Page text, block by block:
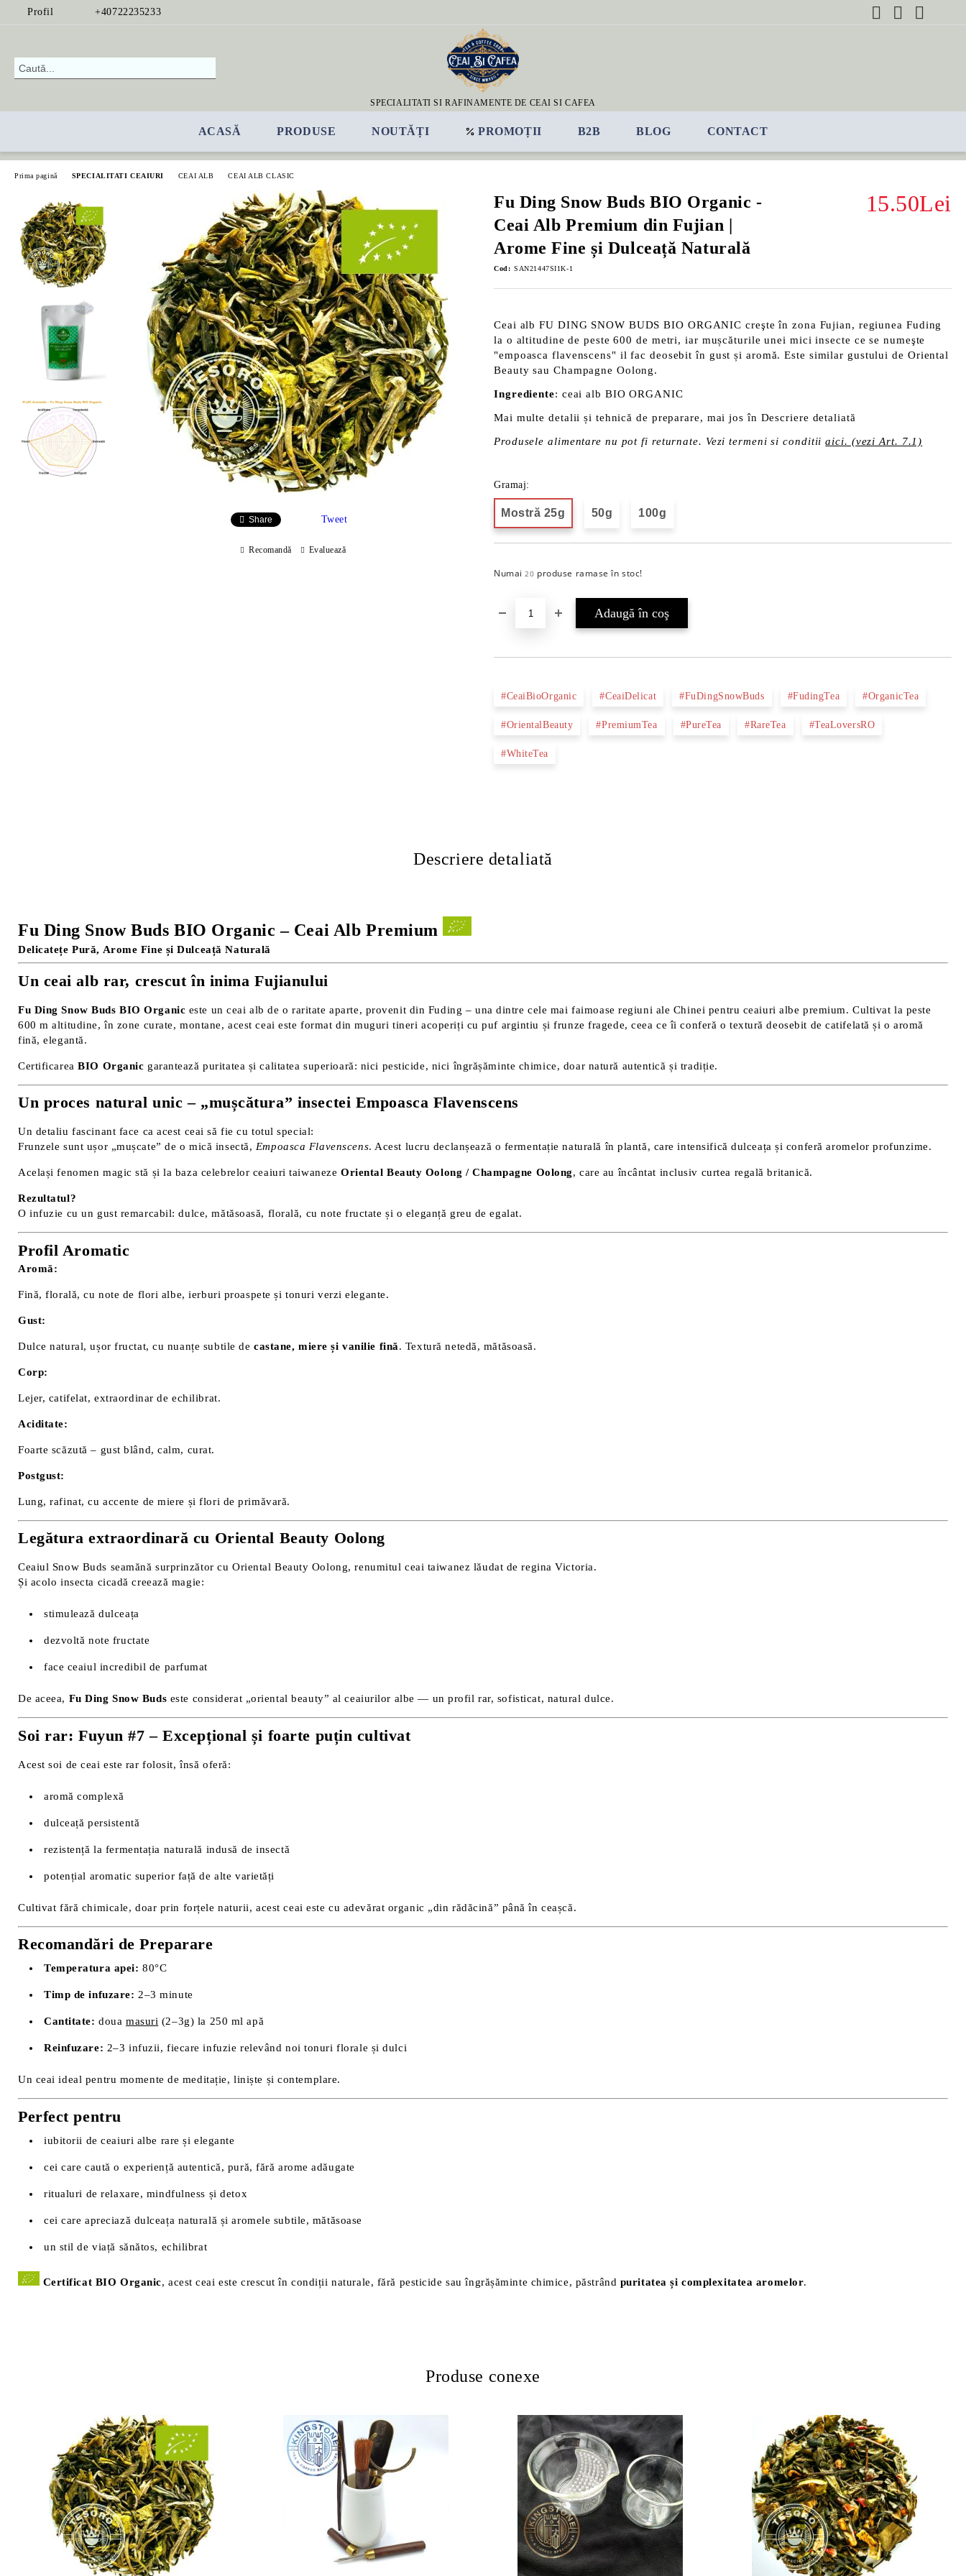
Profil +40722235233
SPECIALITATI SI RAFINAMENTE DE CEAI SI CAFEA
ACASĂ PRODUSE NOUTĂȚI PROMOȚII B2B BLOG CONTACT
Prima pagină SPECIALITATI CEAIURI CEAI ALB CEAI ALB CLASIC
Fu Ding Snow Buds BIO Organic -
Ceai Alb Premium din Fujian |
Arome Fine și Dulceață Naturală
15.50Lei
Cod: SAN21447SI1K-1
Ceai alb FU DING SNOW BUDS BIO ORGANIC creşte în zona Fujian, regiunea Fuding
la o altitudine de peste 600 de metri, iar mușcăturile unei mici insecte ce se numeşte
"empoasca flavenscens" il fac deosebit în gust și aromă. Este similar gustului de Oriental
Beauty sau Champagne Oolong.
Ingrediente: ceai alb BIO ORGANIC
Mai multe detalii și tehnică de preparare, mai jos în Descriere detaliată
Produsele alimentare nu pot fi returnate. Vezi termeni si conditiiaici. (vezi Art. 7.1)
Gramaj:
Mostră 25g 50g 100g
Numai20 produse ramase în stoc!
#CeaiBioOrganic #CeaiDelicat #FuDingSnowBuds #FudingTea #OrganicTea
#OrientalBeauty #PremiumTea #PureTea #RareTea #TeaLoversRO
#WhiteTea
Share Tweet
Recomandă Evaluează
Descriere detaliată
Fu Ding Snow Buds BIO Organic – Ceai Alb Premium
Delicatețe Pură, Arome Fine și Dulceață Naturală
Un ceai alb rar, crescut în inima Fujianului
Fu Ding Snow Buds BIO Organic este un ceai alb de o raritate aparte, provenit din Fuding – una dintre cele mai faimoase regiuni ale Chinei pentru ceaiuri albe premium. Cultivat la peste
600 m altitudine, în zone curate, montane, acest ceai este format din muguri tineri acoperiți cu puf argintiu și frunze fragede, ceea ce îi conferă o textură deosebit de catifelată și o aromă
fină, elegantă.
CertificareaBIO Organic garantează puritatea și calitatea superioară: nici pesticide, nici îngrășăminte chimice, doar natură autentică și tradiție.
Un proces natural unic – „mușcătura” insectei Empoasca Flavenscens
Un detaliu fascinant face ca acest ceai să fie cu totul special:
Frunzele sunt ușor „mușcate” de o mică insectă, Empoasca Flavenscens. Acest lucru declanșează o fermentație naturală în plantă, care intensifică dulceața și conferă aromelor profunzime.
Același fenomen magic stă și la baza celebrelor ceaiuri taiwaneze Oriental Beauty Oolong / Champagne Oolong, care au încântat inclusiv curtea regală britanică.
Rezultatul?
O infuzie cu un gust remarcabil: dulce, mătăsoasă, florală, cu note fructate și o eleganță greu de egalat.
Profil Aromatic
Aromă:
Fină, florală, cu note de flori albe, ierburi proaspete și tonuri verzi elegante.
Gust:
Dulce natural, ușor fructat, cu nuanțe subtile de castane, miere și vanilie fină. Textură netedă, mătăsoasă.
Corp:
Lejer, catifelat, extraordinar de echilibrat.
Aciditate:
Foarte scăzută – gust blând, calm, curat.
Postgust:
Lung, rafinat, cu accente de miere și flori de primăvară.
Legătura extraordinară cu Oriental Beauty Oolong
Ceaiul Snow Buds seamănă surprinzător cu Oriental Beauty Oolong, renumitul ceai taiwanez lăudat de regina Victoria.
Și acolo insecta cicadă creează magie:
stimulează dulceața
dezvoltă note fructate
face ceaiul incredibil de parfumat
De aceea, Fu Ding Snow Buds este considerat „oriental beauty” al ceaiurilor albe — un profil rar, sofisticat, natural dulce.
Soi rar: Fuyun #7 – Excepțional și foarte puțin cultivat
Acest soi de ceai este rar folosit, însă oferă:
aromă complexă
dulceață persistentă
rezistență la fermentația naturală indusă de insectă
potențial aromatic superior față de alte varietăți
Cultivat fără chimicale, doar prin forțele naturii, acest ceai este cu adevărat organic „din rădăcină” până în ceașcă.
Recomandări de Preparare
Temperatura apei: 80°C
Timp de infuzare: 2–3 minute
Cantitate: doua masuri (2–3g) la 250 ml apă
Reinfuzare: 2–3 infuzii, fiecare infuzie relevând noi tonuri florale și dulci
Un ceai ideal pentru momente de meditație, liniște și contemplare.
Perfect pentru
iubitorii de ceaiuri albe rare și elegante
cei care caută o experiență autentică, pură, fără arome adăugate
ritualuri de relaxare, mindfulness și detox
cei care apreciază dulceața naturală și aromele subtile, mătăsoase
un stil de viață sănătos, echilibrat
Certificat BIO Organic, acest ceai este crescut în condiții naturale, fără pesticide sau îngrășăminte chimice, păstrând puritatea și complexitatea aromelor.
Produse conexe